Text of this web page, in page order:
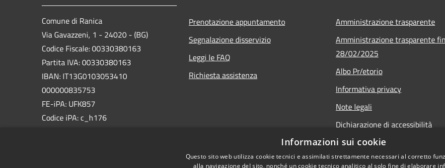
Comune di Ranica
Via Gavazzeni, 1 - 24020 - (BG)
Codice Fiscale: 00330380163
Partita IVA: 00330380163
IBAN: IT13G0103053410
000000835753
FE-iPA: UFK857
Codice iPA: c_h176
Prenotazione appuntamento
Segnalazione disservizio
Leggi le FAQ
Richiesta assistenza
Amministrazione trasparente
Amministrazione trasparente
28/02/2025
Albo Pr/etorio
Informativa privacy
Note legali
Dichiarazione di accessibilità
Obiettivi di accessibilità
Informazioni sui cookie
Questo sito web utilizza cookie tecnici e assimilati strettamente necessari al corretto
alla navigazione del sito, nonché un cookie tecnico analitico al solo fine di elaborare